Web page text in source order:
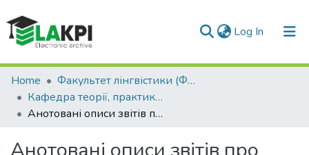
Log In (current)
Communities & Collections
All of DSpace
Home
Факультет лінгвістики (ФЛ)
Кафедра теорії, практики та перекладу французької мови (КТППФМ)
Анотовані описи звітів про НДР (КТППФМ)